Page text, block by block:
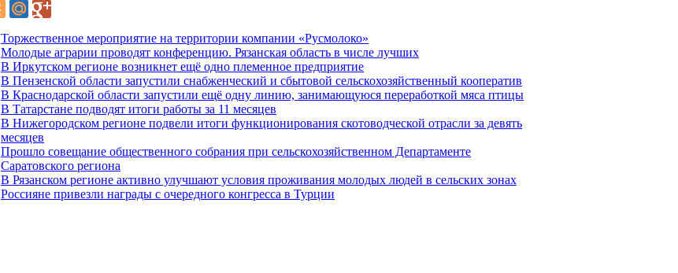
Торжественное мероприятие на территории компании «Русмолоко»
Молодые аграрии проводят конференцию. Рязанская область в числе лучших
В Иркутском регионе возникнет ещё одно племенное предприятие
В Пензенской области запустили снабженческий и сбытовой сельскохозяйственный кооператив
В Краснодарской области запустили ещё одну линию, занимающуюся переработкой мяса птицы
В Татарстане подводят итоги работы за 11 месяцев
В Нижегородском регионе подвели итоги функционирования скотоводческой отрасли за девять
месяцев
Прошло совещание общественного собрания при сельскохозяйственном Департаменте
Саратовского региона
В Рязанском регионе активно улучшают условия проживания молодых людей в сельских зонах
Россияне привезли награды с очередного конгресса в Турции